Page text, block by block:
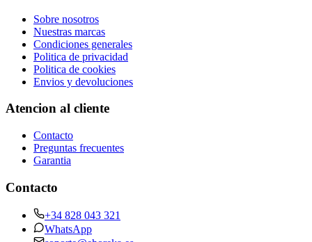
Sobre nosotros
Nuestras marcas
Condiciones generales
Politica de privacidad
Politica de cookies
Envios y devoluciones
Atencion al cliente
Contacto
Preguntas frecuentes
Garantia
Contacto
+34 828 043 321
WhatsApp